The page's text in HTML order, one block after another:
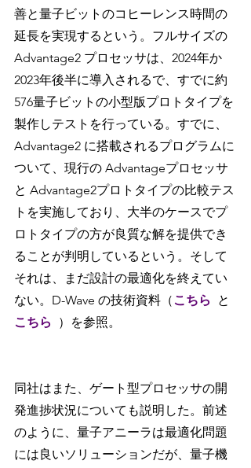
善と量子ビットのコヒーレンス時間の
延長を実現するという。フルサイズの
Advantage2 プロセッサは、2024年か
2023年後半に導入されるで、すでに約
576量子ビットの小型版プロトタイプを
製作しテストを行っている。すでに、
Advantage2 に搭載されるプログラムに
ついて、現行の Advantageプロセッサ
と Advantage2プロトタイプの比較テス
トを実施しており、大半のケースでプ
ロトタイプの方が良質な解を提供でき
ることが判明しているという。そして
それは、まだ設計の最適化を終えてい
ない。D-Wave の技術資料（こちら
と
こちら
）を参照。
同社はまた、ゲート型プロセッサの開
発進捗状況についても説明した。前述
のように、量子アニーラは最適化問題
には良いソリューションだが、量子機